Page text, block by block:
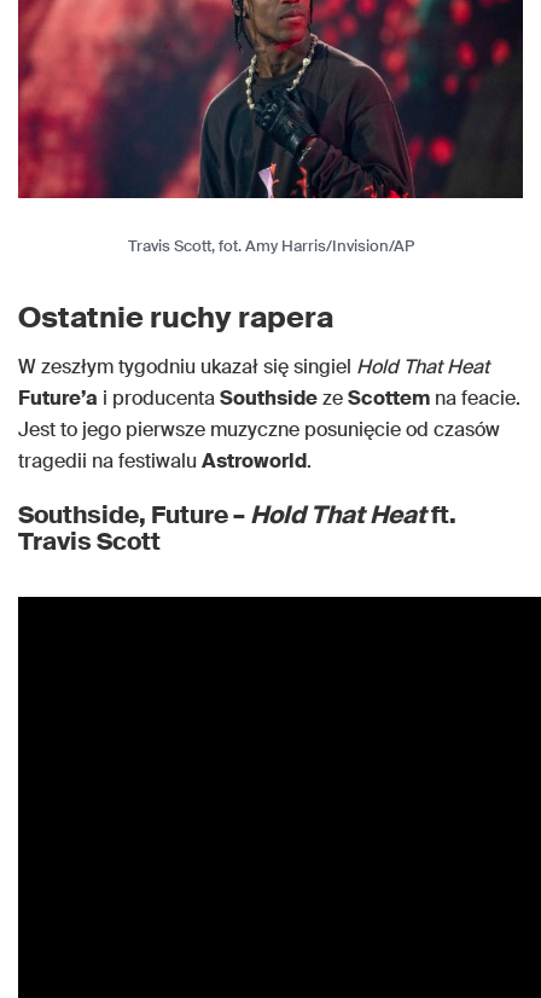
Travis Scott, fot. Amy Harris/Invision/AP
Ostatnie ruchy rapera
W zeszłym tygodniu ukazał się singiel Hold That Heat
Future’a i producentaSouthsidezeScottem na feacie.
Jest to jego pierwsze muzyczne posunięcie od czasów
tragedii na festiwalu Astroworld.
Southside, Future –Hold That Heatft.
Travis Scott